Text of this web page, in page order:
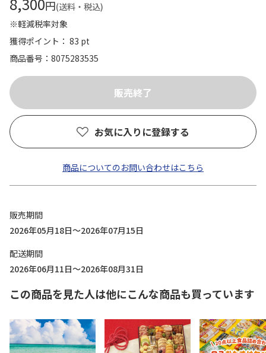
円(送料・税込)
※軽減税率対象
獲得ポイント： 83 pt
商品番号
8075283535
お気に入りに登録する
商品についてのお問い合わせはこちら
販売期間
2026年05月18日～2026年07月15日
配送期間
2026年06月11日～2026年08月31日
この商品を見た人は他にこんな商品も買っています